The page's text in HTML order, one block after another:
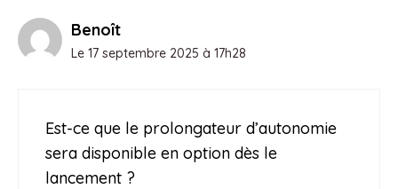
Benoît
Le 17 septembre 2025 à 17h28
Est-ce que le prolongateur d’autonomie
sera disponible en option dès le
lancement ?